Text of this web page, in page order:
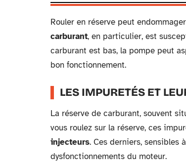
Rouler en réserve peut
carburant, en particulier, est
carburant est bas, la pompe peut
bon fonctionnement.
LES IMPURETÉS ET
La réserve de carburant, souvent
vous roulez sur la réserve, ces
injecteurs. Ces derniers, sensibles
dysfonctionnements du moteur.